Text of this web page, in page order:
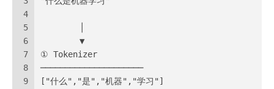
4
5
6
7
8
9
        ▼
① Tokenizer
─────────────────────
["什么","是","机器","学习"]